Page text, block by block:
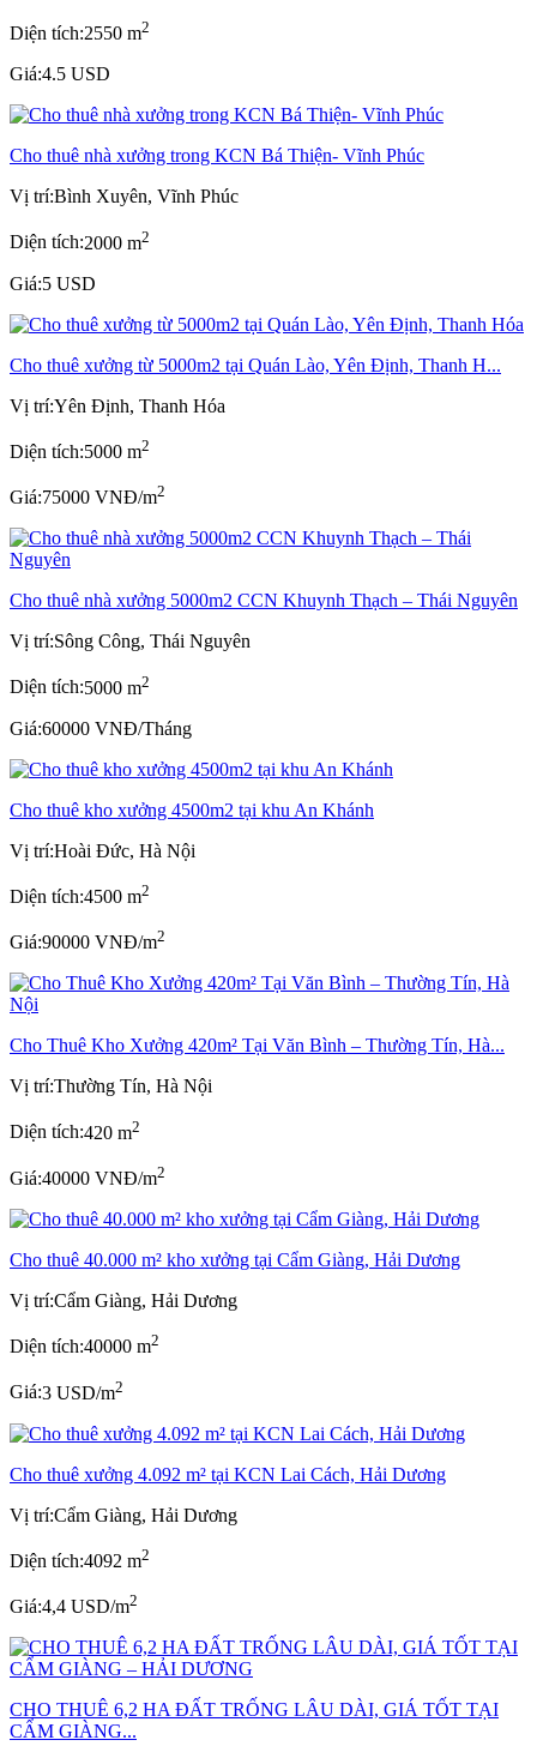
Diện tích:2550 m2
Giá:4.5 USD
Cho thuê nhà xưởng trong KCN Bá Thiện- Vĩnh Phúc
Vị trí:Bình Xuyên, Vĩnh Phúc
Diện tích:2000 m2
Giá:5 USD
Cho thuê xưởng từ 5000m2 tại Quán Lào, Yên Định, Thanh H...
Vị trí:Yên Định, Thanh Hóa
Diện tích:5000 m2
Giá:75000 VNĐ/m2
Cho thuê nhà xưởng 5000m2 CCN Khuynh Thạch – Thái Nguyên
Vị trí:Sông Công, Thái Nguyên
Diện tích:5000 m2
Giá:60000 VNĐ/Tháng
Cho thuê kho xưởng 4500m2 tại khu An Khánh
Vị trí:Hoài Đức, Hà Nội
Diện tích:4500 m2
Giá:90000 VNĐ/m2
Cho Thuê Kho Xưởng 420m² Tại Văn Bình – Thường Tín, Hà...
Vị trí:Thường Tín, Hà Nội
Diện tích:420 m2
Giá:40000 VNĐ/m2
Cho thuê 40.000 m² kho xưởng tại Cẩm Giàng, Hải Dương
Vị trí:Cẩm Giàng, Hải Dương
Diện tích:40000 m2
Giá:3 USD/m2
Cho thuê xưởng 4.092 m² tại KCN Lai Cách, Hải Dương
Vị trí:Cẩm Giàng, Hải Dương
Diện tích:4092 m2
Giá:4,4 USD/m2
CHO THUÊ 6,2 HA ĐẤT TRỐNG LÂU DÀI, GIÁ TỐT TẠI
CẨM GIÀNG...